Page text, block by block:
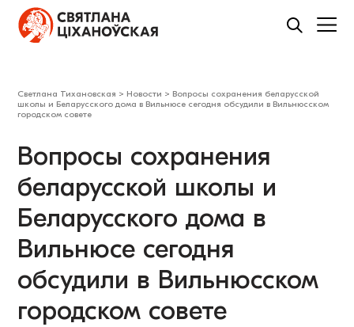
Светлана Тихановская > Новости > Вопросы сохранения беларусской
школы и Беларусского дома в Вильнюсе сегодня обсудили в Вильнюсском
городском совете
Вопросы сохранения
беларусской школы и
Беларусского дома в
Вильнюсе сегодня
обсудили в Вильнюсском
городском совете